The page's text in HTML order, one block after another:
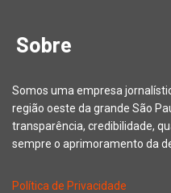
Sobre
Somos uma empresa
região oeste da grande São
transparência, credibilidade,
sempre o aprimoramento da
Política de Privacidade